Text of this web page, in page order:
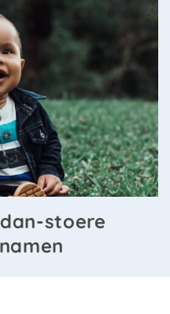
stoere